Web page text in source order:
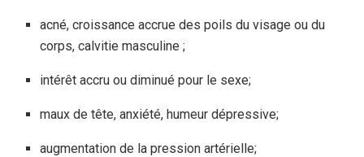
acné, croissance accrue des poils du visage ou du
corps, calvitie masculine ;
intérêt accru ou diminué pour le sexe;
maux de tête, anxiété, humeur dépressive;
augmentation de la pression artérielle;